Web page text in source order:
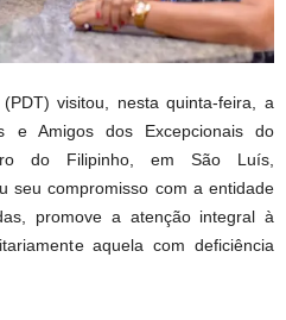
visitou, nesta quinta-feira, a
e Amigos dos Excepcionais do
do Filipinho, em São Luís,
seu compromisso com a entidade
promove a atenção integral à
aquela com deficiência